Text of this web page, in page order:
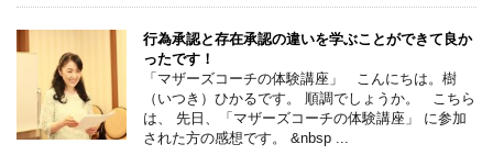
行為承認と存在承認の違いを学ぶことができて良か
ったです！
「マザーズコーチの体験講座」 こんにちは。樹
（いつき）ひかるです。 順調でしょうか。 こちら
は、 先日、「マザーズコーチの体験講座」 に参加
された方の感想です。 &nbsp ...